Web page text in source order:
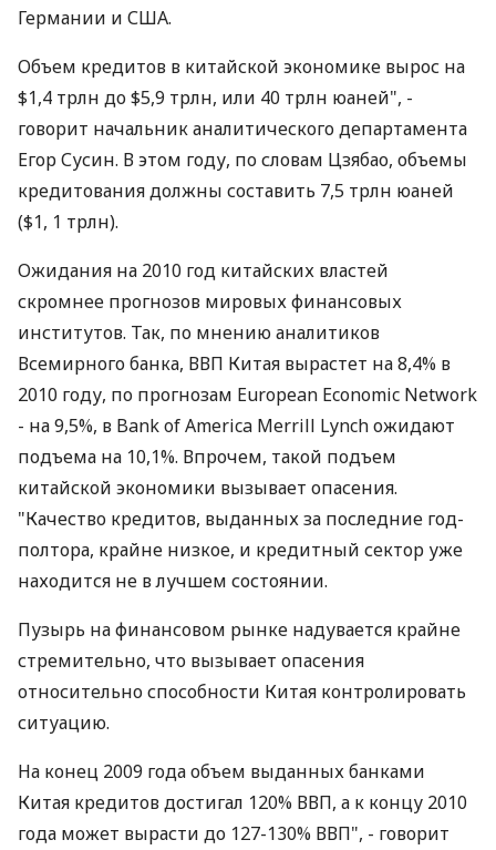
Германии и США.
Объем кредитов в китайской экономике вырос на
$1,4 трлн до $5,9 трлн, или 40 трлн юаней", -
говорит начальник аналитического департамента
Егор Сусин. В этом году, по словам Цзябао, объемы
кредитования должны составить 7,5 трлн юаней
($1, 1 трлн).
Ожидания на 2010 год китайских властей
скромнее прогнозов мировых финансовых
институтов. Так, по мнению аналитиков
Всемирного банка, ВВП Китая вырастет на 8,4% в
2010 году, по прогнозам European Economic Network
- на 9,5%, в Bank of America Merrill Lynch ожидают
подъема на 10,1%. Впрочем, такой подъем
китайской экономики вызывает опасения.
"Качество кредитов, выданных за последние год-
полтора, крайне низкое, и кредитный сектор уже
находится не в лучшем состоянии.
Пузырь на финансовом рынке надувается крайне
стремительно, что вызывает опасения
относительно способности Китая контролировать
ситуацию.
На конец 2009 года объем выданных банками
Китая кредитов достигал 120% ВВП, а к концу 2010
года может вырасти до 127-130% ВВП", - говорит